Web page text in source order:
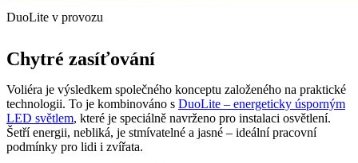
DuoLite v provozu
Chytré zasíťování
Voliéra je výsledkem společného konceptu založeného na praktické
technologii. To je kombinováno s DuoLite – energeticky úsporným
LED světlem, které je speciálně navrženo pro instalaci osvětlení.
Šetří energii, nebliká, je stmívatelné a jasné – ideální pracovní
podmínky pro lidi i zvířata.